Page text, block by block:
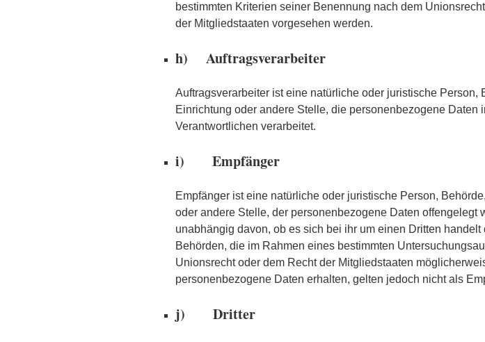
bestimmten Kriterien seiner Benennung nach dem
der Mitgliedstaaten vorgesehen werden.
h) Auftragsverarbeiter
Auftragsverarbeiter ist eine natürliche oder juristische Person,
Einrichtung oder andere Stelle, die personenbezogene Daten
Verantwortlichen verarbeitet.
i) Empfänger
Empfänger ist eine natürliche oder juristische Person,
oder andere Stelle, der personenbezogene Daten offengelegt
unabhängig davon, ob es sich bei ihr um einen Dritten handelt
Behörden, die im Rahmen eines bestimmten
Unionsrecht oder dem Recht der Mitgliedstaaten
personenbezogene Daten erhalten, gelten jedoch nicht als
j) Dritter